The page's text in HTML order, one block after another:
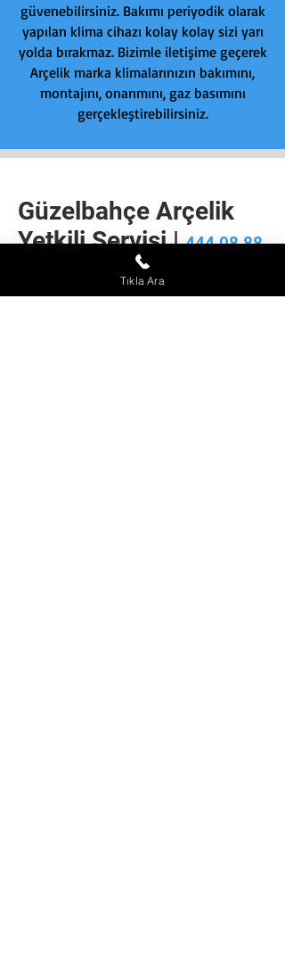
güvenebilirsiniz. Bakımı periyodik olarak
yapılan klima cihazı kolay kolay sizi yarı
yolda bırakmaz. Bizimle iletişime geçerek
Arçelik marka klimalarınızın bakımını,
montajını, onarımını, gaz basımını
gerçekleştirebilirsiniz.
Güzelbahçe Arçelik
Yetkili Servisi |444 08 88
Güzelbahçe bölgesinde hizmet almak
istediğiniz Arçelik Yetkili Servis
Tıkla Ara